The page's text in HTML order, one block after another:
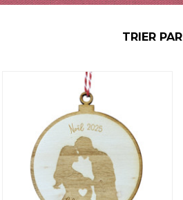
TRIER PAR